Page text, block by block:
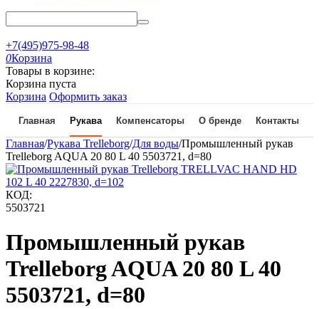
+7(495)975-98-48
0Корзина
Товары в корзине:
Корзина пуста
Корзина Оформить заказ
Главная Рукава Компенсаторы О бренде Контакты
Главная/Рукава Trelleborg/Для воды/Промышленный рукав
Trelleborg AQUA 20 80 L 40 5503721, d=80
КОД:
5503721
Промышленный рукав
Trelleborg AQUA 20 80 L 40
5503721, d=80